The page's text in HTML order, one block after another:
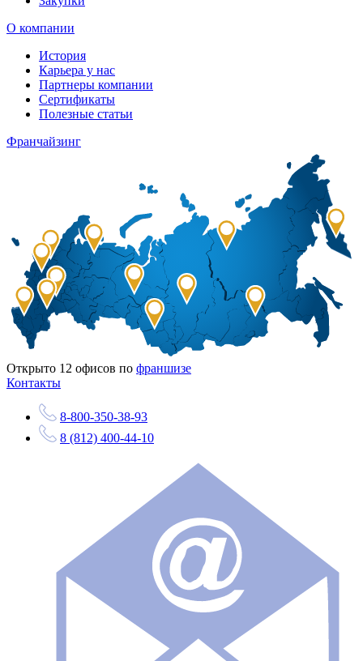
О компании
История
Карьера у нас
Партнеры компании
Сертификаты
Полезные статьи
Франчайзинг
Открыто 12 офисов по франшизе
Контакты
8-800-350-38-93
8 (812) 400-44-10